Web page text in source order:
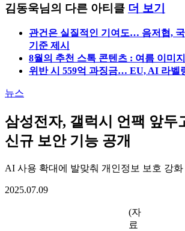
김동욱님의 다른 아티클 더 보기
관건은 실질적인 기여도… 음저협,
기준 제시
8월의 추천 스톡 콘텐츠 : 여름 이미
위반 시 559억 과징금… EU, AI 라벨
뉴스
삼성전자, 갤럭시 언팩 앞두
신규 보안 기능 공개
AI 사용 확대에 발맞춰 개인정보 보호 강화
2025.07.09
(자
료